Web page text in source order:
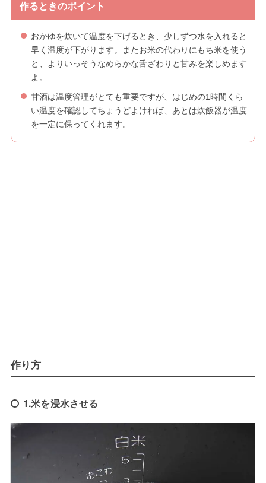
作るときのポイント
おかゆを炊いて温度を下げるとき、少しずつ水を入れると
早く温度が下がります。またお米の代わりにもち米を使う
と、よりいっそうなめらかな舌ざわりと甘みを楽しめます
よ。
甘酒は温度管理がとても重要ですが、はじめの1時間くら
い温度を確認してちょうどよければ、あとは炊飯器が温度
を一定に保ってくれます。
作り方
1.米を浸水させる